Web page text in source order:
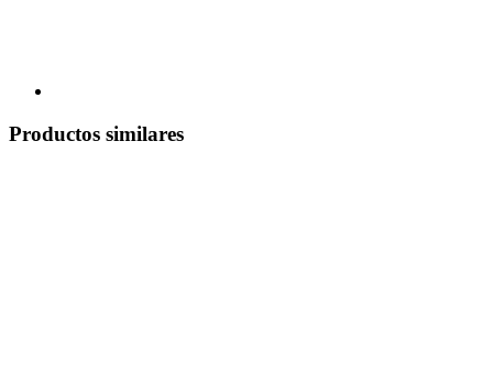
Productos similares